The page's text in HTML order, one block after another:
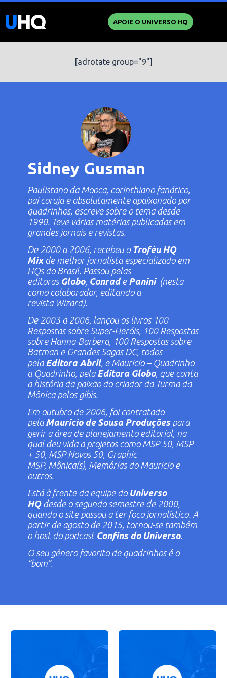
APOIE O UNIVERSO HQ
[adrotate group="9"]
Sidney Gusman
Paulistano da Mooca, corinthiano fanático,
pai coruja e absolutamente apaixonado por
quadrinhos, escreve sobre o tema desde
1990. Teve várias matérias publicadas em
grandes jornais e revistas.
De 2000 a 2006, recebeu o Troféu HQ
Mixde melhor jornalista especializado em
HQs do Brasil. Passou pelas
editoras Globo, Conrade Panini (nesta
como colaborador, editando a
revista Wizard).
De 2003 a 2006, lançou os livros 100
Respostas sobre Super-Heróis, 100 Respostas
sobre Hanna-Barbera, 100 Respostas sobre
Batmane Grandes Sagas DC, todos
pela Editora Abril, e Mauricio – Quadrinho
a Quadrinho, pela Editora Globo, que conta
a história da paixão do criador da Turma da
Mônicapelos gibis.
Em outubro de 2006, foi contratado
pela Mauricio de Sousa Produçõespara
gerir a área de planejamento editorial, na
qual deu vida a projetos como MSP 50, MSP
+ 50, MSP Novos 50, Graphic
MSP, Mônica(s), Memórias do Mauricioe
outros.
Está à frente da equipe do Universo
HQdesde o segundo semestre de 2000,
quando o site passou a ter foco jornalístico. A
partir de agosto de 2015, tornou-se também
o hostdo podcast Confins do Universo.
O seu gênero favorito de quadrinhos é o
“bom”.